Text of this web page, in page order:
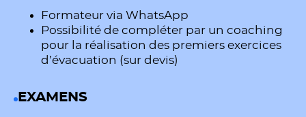
Formateur via WhatsApp
Possibilité de compléter par un coaching
pour la réalisation des premiers exercices
d’évacuation (sur devis)
EXAMENS